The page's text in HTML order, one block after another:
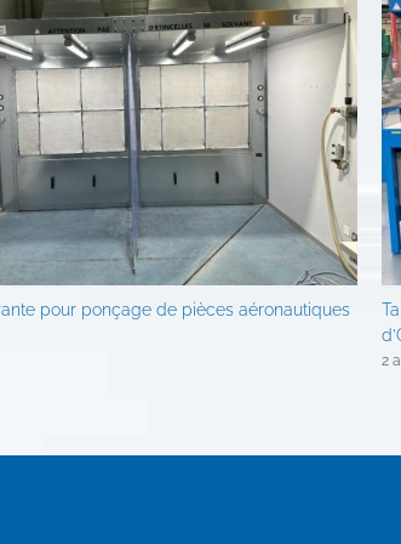
pour ponçage de pièces aéronautiques
2